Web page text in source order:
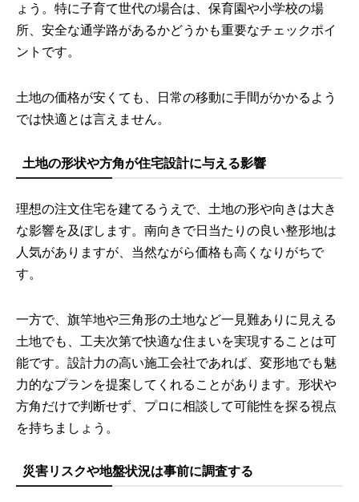
ょう。特に子育て世代の場合は、保育園や小学校の場
所、安全な通学路があるかどうかも重要なチェックポイ
ントです。
土地の価格が安くても、日常の移動に手間がかかるよう
では快適とは言えません。
土地の形状や方角が住宅設計に与える影響
理想の注文住宅を建てるうえで、土地の形や向きは大き
な影響を及ぼします。南向きで日当たりの良い整形地は
人気がありますが、当然ながら価格も高くなりがちで
す。
一方で、旗竿地や三角形の土地など一見難ありに見える
土地でも、工夫次第で快適な住まいを実現することは可
能です。設計力の高い施工会社であれば、変形地でも魅
力的なプランを提案してくれることがあります。形状や
方角だけで判断せず、プロに相談して可能性を探る視点
を持ちましょう。
災害リスクや地盤状況は事前に調査する